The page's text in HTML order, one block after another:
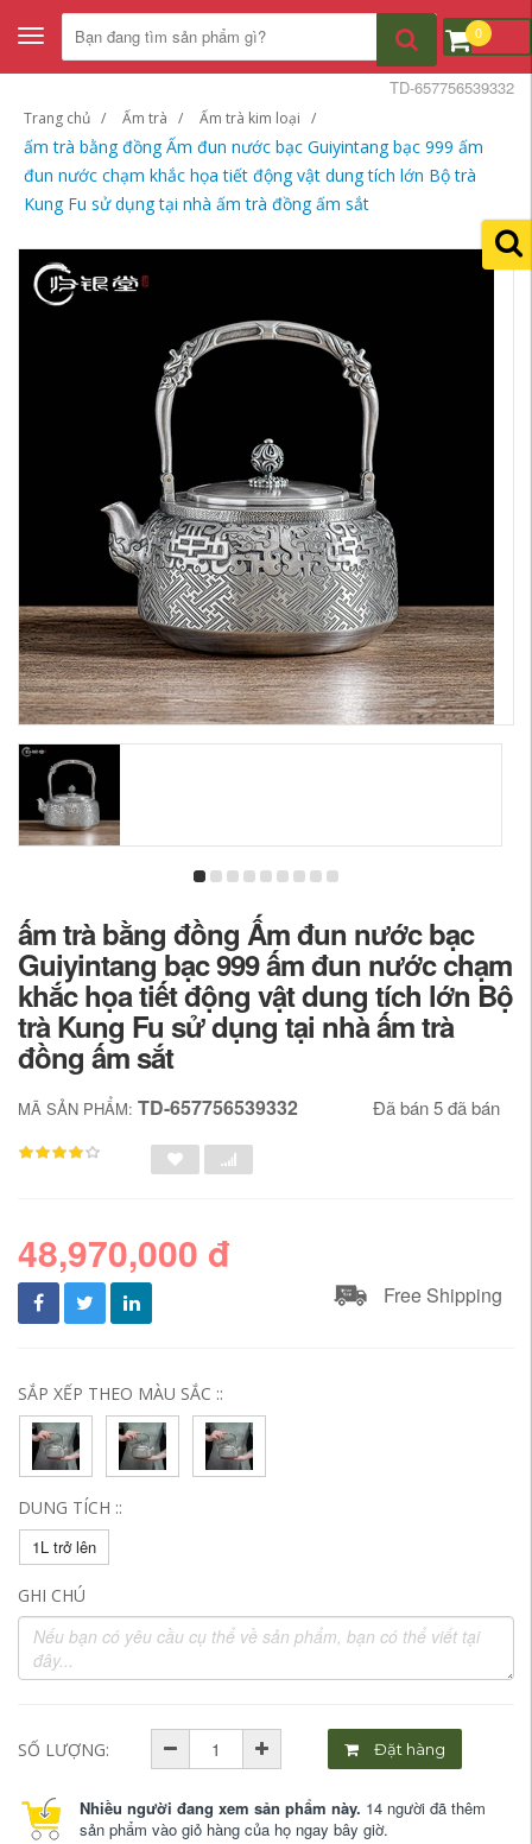
Toggle
navigation
0
Trang chủ Ấm trà Ấm trà kim loại
ấm trà bằng đồng Ấm đun nước bạc Guiyintang bạc 999 ấm
đun nước chạm khắc họa tiết động vật dung tích lớn Bộ trà
Kung Fu sử dụng tại nhà ấm trà đồng ấm sắt
TD-657756539332
ấm trà bằng đồng Ấm đun nước bạc
Guiyintang bạc 999 ấm đun nước chạm
khắc họa tiết động vật dung tích lớn Bộ
trà Kung Fu sử dụng tại nhà ấm trà
đồng ấm sắt
MÃ SẢN PHẨM: TD-657756539332 Đã bán 5 đã bán
48,970,000 đ
Free Shipping
SẮP XẾP THEO MÀU SẮC ::
DUNG TÍCH ::
1L trở lên
GHI CHÚ
SỐ LƯỢNG: Đặt hàng
Nhiều người đang xem sản phẩm này. 14 người đã thêm
sản phẩm vào giỏ hàng của họ ngay bây giờ.